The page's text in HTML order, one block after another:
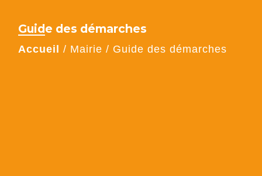
Guide des démarches
Accueil / Mairie / Guide des démarches